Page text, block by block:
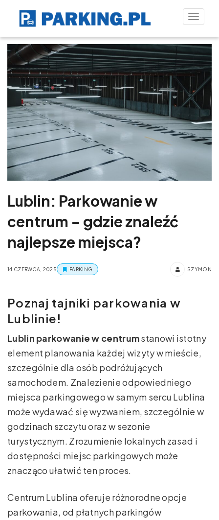
Toggle
Lublin: Parkowanie w
centrum – gdzie znaleźć
najlepsze miejsca?
14 CZERWCA, 2025 PARKING SZYMON
Poznaj tajniki parkowania w
Lublinie!
Lublin parkowanie w centrumstanowi istotny
element planowania każdej wizyty w mieście,
szczególnie dla osób podróżujących
samochodem. Znalezienie odpowiedniego
miejsca parkingowego w samym sercu Lublina
może wydawać się wyzwaniem, szczególnie w
godzinach szczytu oraz w sezonie
turystycznym. Zrozumienie lokalnych zasad i
dostępności miejsc parkingowych może
znacząco ułatwić ten proces.
Centrum Lublina oferuje różnorodne opcje
parkowania, od płatnych parkingów